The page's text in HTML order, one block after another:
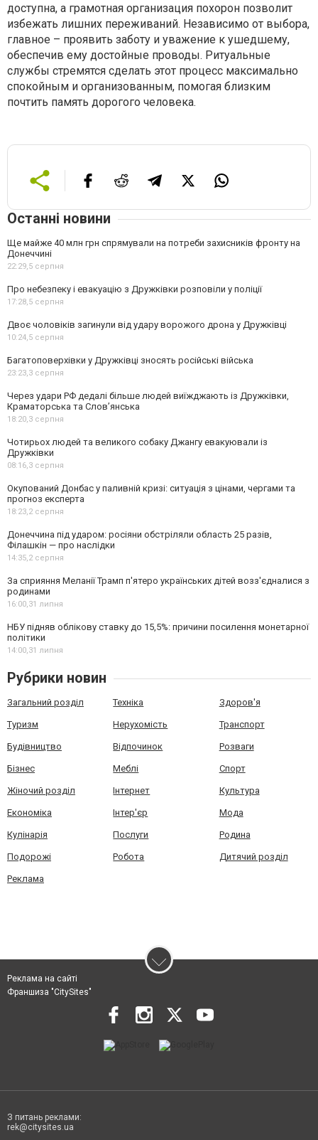
доступна, а грамотная организация похорон позволит
избежать лишних переживаний. Независимо от выбора,
главное – проявить заботу и уважение к ушедшему,
обеспечив ему достойные проводы. Ритуальные
службы стремятся сделать этот процесс максимально
спокойным и организованным, помогая близким
почтить память дорогого человека.
Останні новини
Ще майже 40 млн грн спрямували на потреби захисників фронту на
Донеччині
22:29,5 серпня
Про небезпеку і евакуацію з Дружківки розповіли у поліції
17:28,5 серпня
Двоє чоловіків загинули від удару ворожого дрона у Дружківці
10:24,5 серпня
Багатоповерхівки у Дружківці зносять російські війська
23:23,3 серпня
Через удари РФ дедалі більше людей виїжджають із Дружківки,
Краматорська та Слов’янська
18:20,3 серпня
Чотирьох людей та великого собаку Джангу евакуювали із
Дружківки
08:16,3 серпня
Окупований Донбас у паливній кризі: ситуація з цінами, чергами та
прогноз експерта
18:23,2 серпня
Донеччина під ударом: росіяни обстріляли область 25 разів,
Філашкін — про наслідки
14:35,2 серпня
За сприяння Меланії Трамп п'ятеро українських дітей возз'єдналися з
родинами
16:00,31 липня
НБУ підняв облікову ставку до 15,5%: причини посилення монетарної
політики
14:00,31 липня
Рубрики новин
Загальний розділ Техніка Здоров'я
Туризм Нерухомість Транспорт
Будівництво Відпочинок Розваги
Бізнес Меблі Спорт
Жіночий розділ Інтернет Культура
Економіка Інтер'єр Мода
Кулінарія Послуги Родина
Подорожі Робота Дитячий розділ
Реклама
Реклама на сайті
Франшиза "CitySites"
З питань реклами:
rek@citysites.ua